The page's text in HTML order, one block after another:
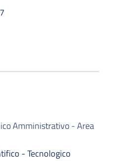
Amministrativo - Area
- Tecnologico